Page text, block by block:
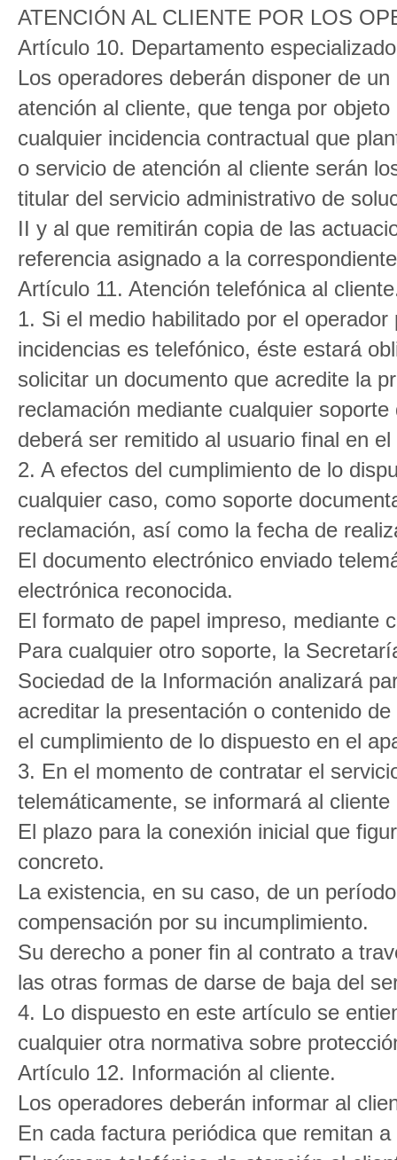
ATENCIÓN AL CLIENTE POR LOS
Artículo 10. Departamento
Los operadores deberán disponer de
atención al cliente, que tenga por
cualquier incidencia contractual que
o servicio de atención al cliente serán
titular del servicio administrativo de
II y al que remitirán copia de las
referencia asignado a la
Artículo 11. Atención telefónica al
1. Si el medio habilitado por el
incidencias es telefónico, éste estará
solicitar un documento que acredite la
reclamación mediante cualquier
deberá ser remitido al usuario final en
2. A efectos del cumplimiento de lo
cualquier caso, como soporte
reclamación, así como la fecha de
El documento electrónico enviado
electrónica reconocida.
El formato de papel impreso, mediante
Para cualquier otro soporte, la
Sociedad de la Información analizará
acreditar la presentación o contenido
el cumplimiento de lo dispuesto en el
3. En el momento de contratar el
telemáticamente, se informará al cliente
El plazo para la conexión inicial que
concreto.
La existencia, en su caso, de un
compensación por su incumplimiento.
Su derecho a poner fin al contrato a
las otras formas de darse de baja del
4. Lo dispuesto en este artículo se
cualquier otra normativa sobre
Artículo 12. Información al cliente.
Los operadores deberán informar al
En cada factura periódica que remitan